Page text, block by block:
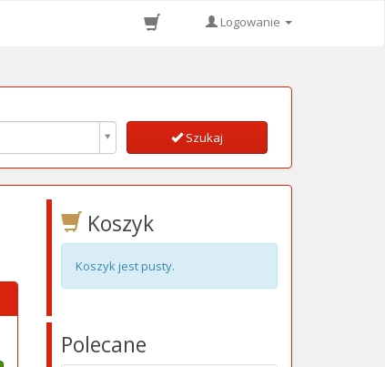
Logowanie
Szukaj
Koszyk
Koszyk jest pusty.
Polecane